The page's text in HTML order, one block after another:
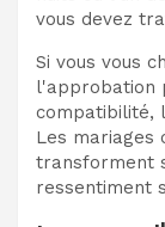
vous devez
Si vous vous
l'approbation
compatibilité,
Les mariages
transforment
ressentiment